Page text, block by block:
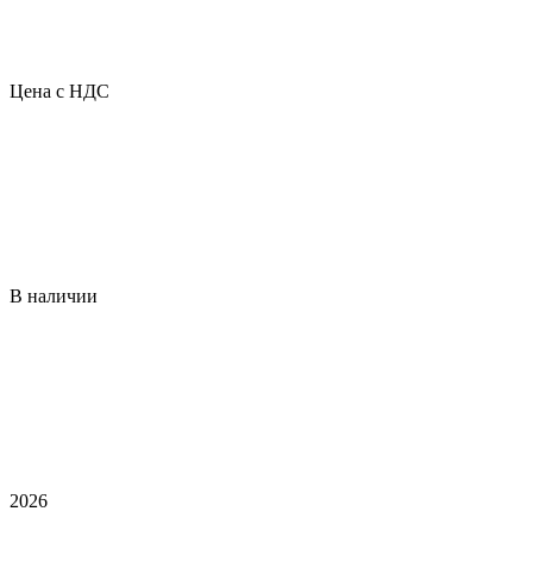
Цена с НДС
В наличии
2026